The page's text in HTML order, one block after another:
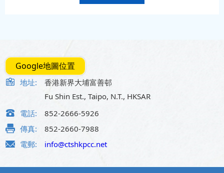
Google地圖位置
地址:
香港新界大埔富善邨
Fu Shin Est., Taipo, N.T., HKSAR
電話:
852-2666-5926
傳真:
852-2660-7988
電郵:
info@ctshkpcc.net